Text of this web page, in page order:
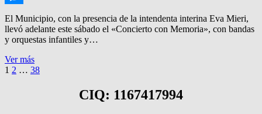
Messenger
El Municipio, con la presencia de la intendenta interina Eva Mieri,
llevó adelante este sábado el «Concierto con Memoria», con bandas
y orquestas infantiles y…
Ver más«CONCIERTO
CON
Paginación
Página
1 Página
2 … Página
38Página
CIQ: 1167417994